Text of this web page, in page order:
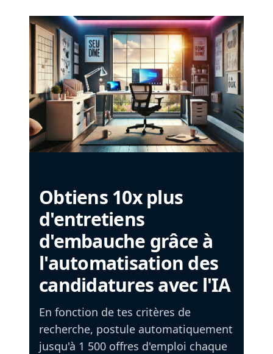
Obtiens 10x plus
d'entretiens
d'embauche grâce à
l'automatisation des
candidatures avec l'IA
En fonction de tes critères de
recherche, postule automatiquement
jusqu'à 1 500 offres d'emploi chaque